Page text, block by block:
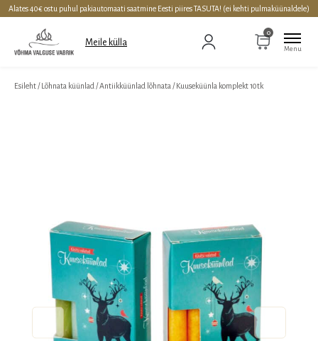
Alates 40€ ostu puhul pakiautomaati saatmine Eesti piires TASUTA! (ei kehti pulmaküünaldele)
Meile külla
0
Esileht /Lõhnata küünlad /Antiikküünlad lõhnata /Kuuseküünla komplekt 10tk